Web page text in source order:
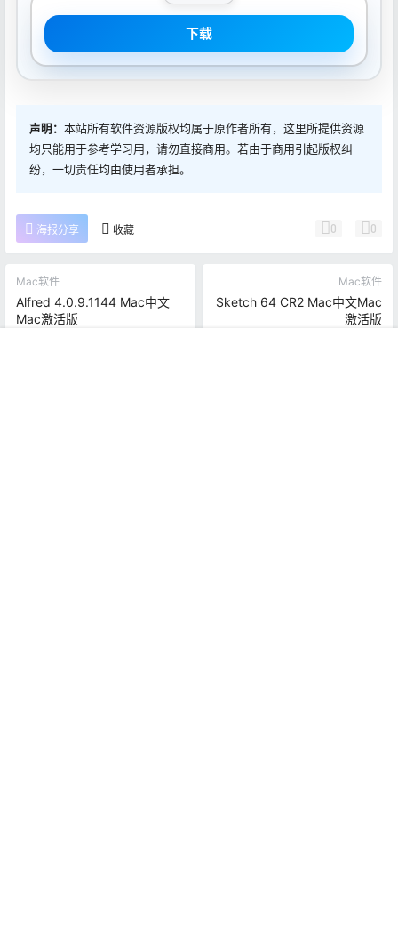
下载
声明： 本站所有软件资源版权均属于原作者所有，这里所提供资源
均只能用于参考学习用，请勿直接商用。若由于商用引起版权纠
纷，一切责任均由使用者承担。
海报分享 收藏 0 0
Mac软件
Alfred 4.0.9.1144 Mac中文
Mac激活版
Mac软件
Sketch 64 CR2 Mac中文Mac
激活版